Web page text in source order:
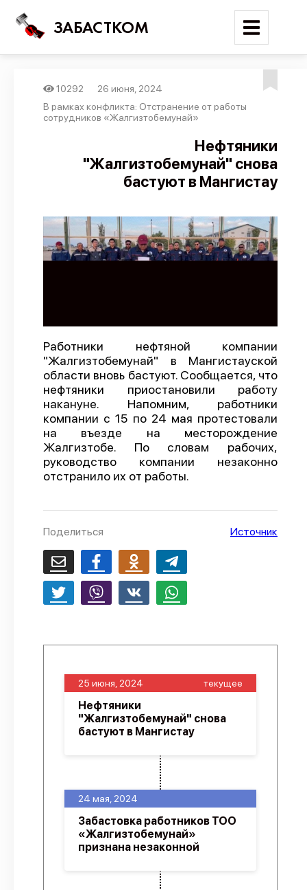
ЗАБАСТКОМ
Войти
Новости
Карта событий
Отчеты
Предложить публикацию
О проекте
Политика конфиденциальности
10292
26 июня, 2024
В рамках конфликта: Отстранение от работы
сотрудников «Жалгизтобемунай»
Нефтяники
"Жалгизтобемунай" снова
бастуют в Мангистау
Работники нефтяной компании
"Жалгизтобемунай" в Мангистауской
области вновь бастуют. Сообщается, что
нефтяники приостановили работу
накануне. Напомним, работники
компании с 15 по 24 мая протестовали
на въезде на месторождение
Жалгизтобе. По словам рабочих,
руководство компании незаконно
отстранило их от работы.
Поделиться Источник
24 мая, 2024
Забастовка работников ТОО
«Жалгизтобемунай»
признана незаконной
25 июня, 2024 текущее
Нефтяники
"Жалгизтобемунай" снова
бастуют в Мангистау